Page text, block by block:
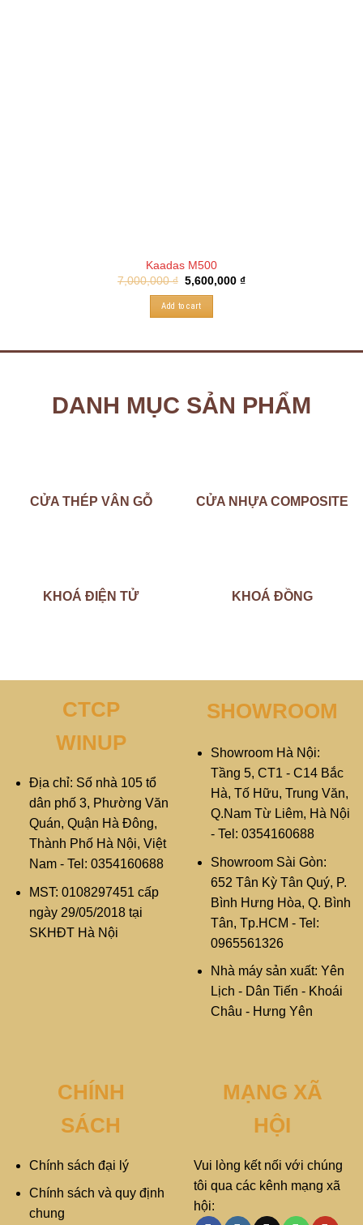
Kaadas M500
7,000,000₫ 5,600,000₫
Add to cart
DANH MỤC SẢN PHẨM
CỬA THÉP VÂN GỖ CỬA NHỰA COMPOSITE
KHOÁ ĐIỆN TỬ KHOÁ ĐỒNG
CTCP
WINUP
Địa chỉ: Số nhà 105 tổ
dân phố 3, Phường Văn
Quán, Quận Hà Đông,
Thành Phố Hà Nội, Việt
Nam - Tel: 0354160688
MST: 0108297451 cấp
ngày 29/05/2018 tại
SKHĐT Hà Nội
SHOWROOM
Showroom Hà Nội:
Tầng 5, CT1 - C14 Bắc
Hà, Tố Hữu, Trung Văn,
Q.Nam Từ Liêm, Hà Nội
- Tel: 0354160688
Showroom Sài Gòn:
652 Tân Kỳ Tân Quý, P.
Bình Hưng Hòa, Q. Bình
Tân, Tp.HCM - Tel:
0965561326
Nhà máy sản xuất: Yên
Lịch - Dân Tiến - Khoái
Châu - Hưng Yên
CHÍNH
SÁCH
Chính sách đại lý
Chính sách và quy định
chung
MẠNG XÃ
HỘI
Vui lòng kết nối với chúng
tôi qua các kênh mạng xã
hội: